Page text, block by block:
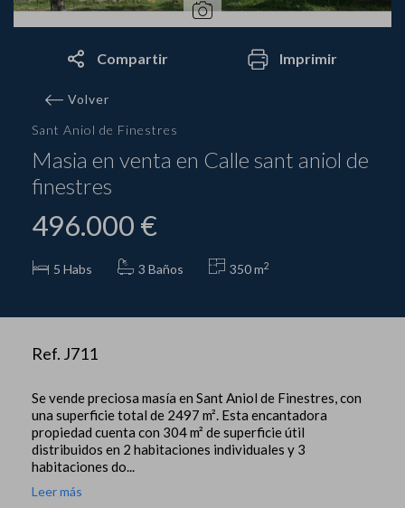
Compartir Imprimir
Volver
Sant Aniol de Finestres
Masia en venta en Calle sant aniol de
finestres
496.000 €
5 Habs 3 Baños 350 m2
Ref. J711
Se vende preciosa masía en Sant Aniol de Finestres, con
una superficie total de 2497 m². Esta encantadora
propiedad cuenta con 304 m² de superficie útil
distribuidos en 2 habitaciones individuales y 3
habitaciones do...
Leer más